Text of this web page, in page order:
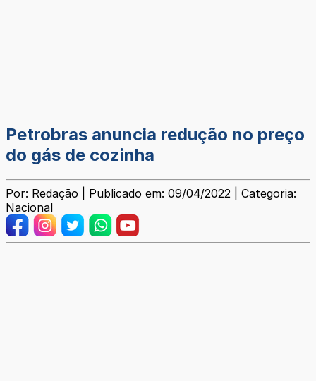
Petrobras anuncia redução no preço
do gás de cozinha
Por: Redação | Publicado em: 09/04/2022 | Categoria:
Nacional